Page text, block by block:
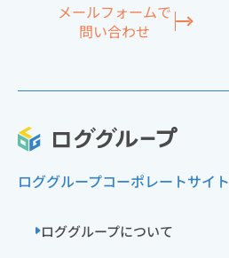
メールフォームで
問い合わせ
ロググループコーポレートサイト
ロググループについて